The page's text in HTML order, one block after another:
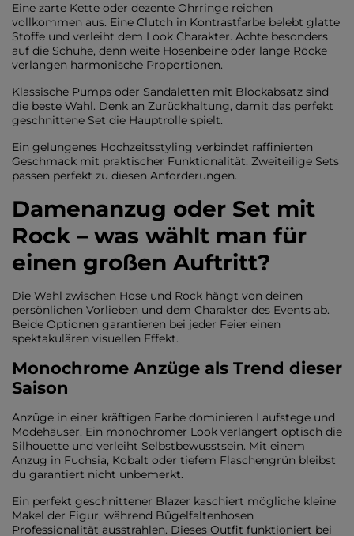
Eine zarte Kette oder dezente Ohrringe reichen
vollkommen aus. Eine Clutch in Kontrastfarbe belebt glatte
Stoffe und verleiht dem Look Charakter. Achte besonders
auf die Schuhe, denn weite Hosenbeine oder lange Röcke
verlangen harmonische Proportionen.
Klassische Pumps oder Sandaletten mit Blockabsatz sind
die beste Wahl. Denk an Zurückhaltung, damit das perfekt
geschnittene Set die Hauptrolle spielt.
Ein gelungenes Hochzeitsstyling verbindet raffinierten
Geschmack mit praktischer Funktionalität. Zweiteilige Sets
passen perfekt zu diesen Anforderungen.
Damenanzug oder Set mit
Rock – was wählt man für
einen großen Auftritt?
Die Wahl zwischen Hose und Rock hängt von deinen
persönlichen Vorlieben und dem Charakter des Events ab.
Beide Optionen garantieren bei jeder Feier einen
spektakulären visuellen Effekt.
Monochrome Anzüge als Trend dieser
Saison
Anzüge in einer kräftigen Farbe dominieren Laufstege und
Modehäuser. Ein monochromer Look verlängert optisch die
Silhouette und verleiht Selbstbewusstsein. Mit einem
Anzug in Fuchsia, Kobalt oder tiefem Flaschengrün bleibst
du garantiert nicht unbemerkt.
Ein perfekt geschnittener Blazer kaschiert mögliche kleine
Makel der Figur, während Bügelfaltenhosen
Professionalität ausstrahlen. Dieses Outfit funktioniert bei